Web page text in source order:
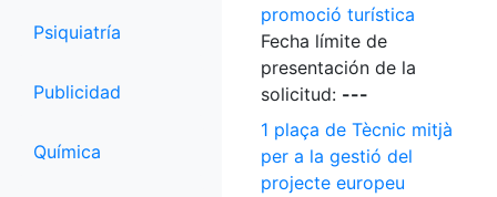
Psiquiatría
Publicidad
Química
promoció turística
Fecha límite de
presentación de la
solicitud: ---
1 plaça de Tècnic mitjà
per a la gestió del
projecte europeu